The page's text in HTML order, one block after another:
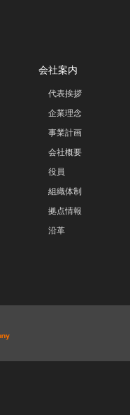
会社案内
代表挨拶
企業理念
事業計画
会社概要
役員
組織体制
拠点情報
沿革